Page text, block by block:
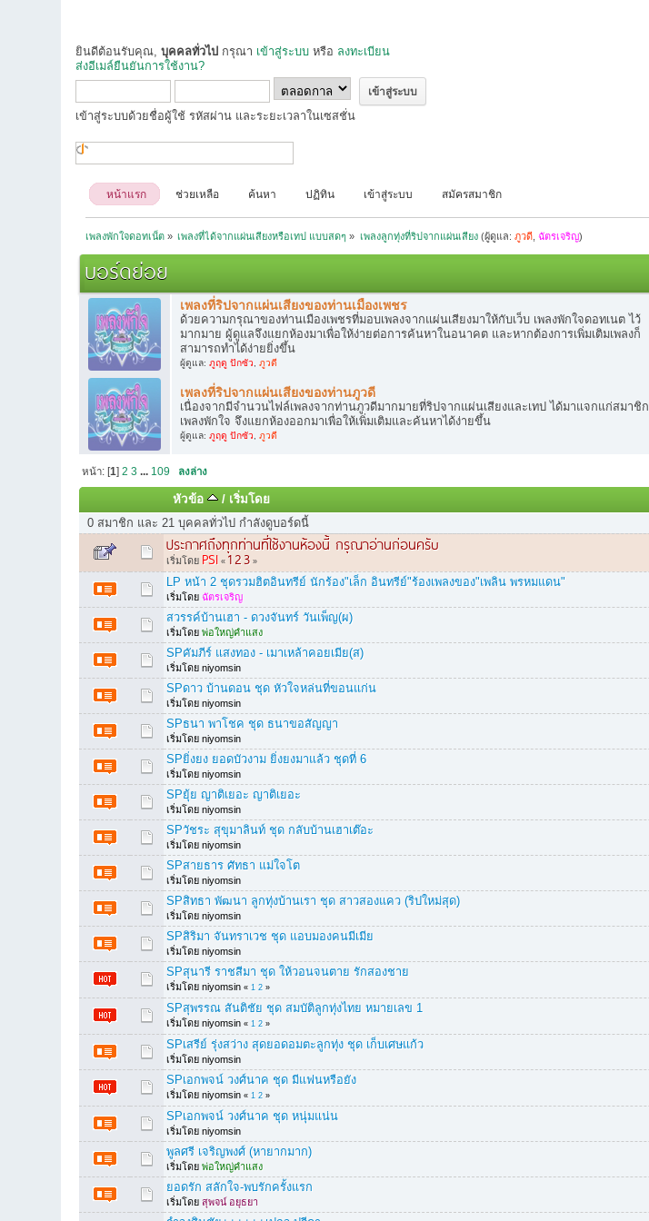
ยินดีต้อนรับคุณ,บุคคลทั่วไป กรุณา เข้าสู่ระบบ หรือ ลงทะเบียน
ส่งอีเมล์ยืนยันการใช้งาน?
เข้าสู่ระบบด้วยชื่อผู้ใช้ รหัสผ่าน และระยะเวลาในเซสชั่น
หน้าแรก ช่วยเหลือ ค้นหา ปฏิทิน เข้าสู่ระบบ สมัครสมาชิก
เพลงพักใจดอทเน็ต» เพลงที่ได้จากแผ่นเสียงหรือเทป แบบสดๆ » เพลงลูกทุ่งที่ริปจากแผ่นเสียง(ผู้ดูแล: ภูวดี, ฉัตรเจริญ)
บอร์ดย่อย
เพลงที่ริปจากแผ่นเสียงของท่านเมืองเพชร
ด้วยความกรุณาของท่านเมืองเพชรที่มอบเพลงจากแผ่นเสียงมาให้กับเว็บ เพลงพักใจดอทเนต ไว้
มากมาย ผู้ดูแลจึงแยกห้องมาเพื่อให้ง่ายต่อการค้นหาในอนาคต และหากต้องการเพิ่มเติมเพลงก็
สามารถทำได้ง่ายยิ่งขึ้น
ผู้ดูแล:ภูฤดู ปักซัว ,ภูวดี
เพลงที่ริปจากแผ่นเสียงของท่านภูวดี
เนื่องจากมีจำนวนไฟล์เพลงจากท่านภูวดีมากมายที่ริปจากแผ่นเสียงและเทป ได้มาแจกแก่สมาชิก
เพลงพักใจ จึงแยกห้องออกมาเพื่อให้เพิ่มเติมและค้นหาได้ง่ายขึ้น
ผู้ดูแล:ภูฤดู ปักซัว ,ภูวดี
หน้า: [ 1] 2 3 ... 109 ลงล่าง
หัวข้อ / เริ่มโดย
0 สมาชิก และ 21 บุคคลทั่วไป กำลังดูบอร์ดนี้
ประกาศถึงทุกท่านที่ใช้งานห้องนี้ กรุณาอ่านก่อนครับ
เริ่มโดย PSI « 123 »
LP หน้า 2 ชุดรวมฮิตอินทรีย์ นักร้อง"เล็ก อินทรีย์"ร้องเพลงของ"เพลิน พรหมแดน"
เริ่มโดยฉัตรเจริญ
สวรรค์บ้านเฮา - ดวงจันทร์ วันเพ็ญ(ผ)
เริ่มโดยพ่อใหญ่คำแสง
SPคัมภีร์ แสงทอง - เมาเหล้าคอยเมีย(ส)
เริ่มโดย niyomsin
SPดาว บ้านดอน ชุด หัวใจหล่นที่ขอนแก่น
เริ่มโดย niyomsin
SPธนา พาโชค ชุด ธนาขอสัญญา
เริ่มโดย niyomsin
SPยิ่งยง ยอดบัวงาม ยิ่งยงมาแล้ว ชุดที่ 6
เริ่มโดย niyomsin
SPยุ้ย ญาติเยอะ ญาติเยอะ
เริ่มโดย niyomsin
SPวัชระ สุขุมาลินท์ ชุด กลับบ้านเฮาเต๊อะ
เริ่มโดย niyomsin
SPสายธาร ศัทธา แม่ใจโต
เริ่มโดย niyomsin
SPสิทธา พัฒนา ลูกทุ่งบ้านเรา ชุด สาวสองแคว (ริปใหม่สุด)
เริ่มโดย niyomsin
SPสิริมา จันทราเวช ชุด แอบมองคนมีเมีย
เริ่มโดย niyomsin
SPสุนารี ราชสีมา ชุด ให้วอนจนตาย รักสองชาย
เริ่มโดย niyomsin«1 2 »
SPสุพรรณ สันติชัย ชุด สมบัติลูกทุ่งไทย หมายเลข 1
เริ่มโดย niyomsin«1 2 »
SPเสรีย์ รุ่งสว่าง สุดยอดอมตะลูกทุ่ง ชุด เก็บเศษแก้ว
เริ่มโดย niyomsin
SPเอกพจน์ วงศ์นาค ชุด มีแฟนหรือยัง
เริ่มโดย niyomsin«1 2 »
SPเอกพจน์ วงศ์นาค ชุด หนุ่มแน่น
เริ่มโดย niyomsin
พูลศรี เจริญพงศ์ (หายากมาก)
เริ่มโดยพ่อใหญ่คำแสง
ยอดรัก สลักใจ-พบรักครั้งแรก
เริ่มโดยสุพจน์ อยุธยา